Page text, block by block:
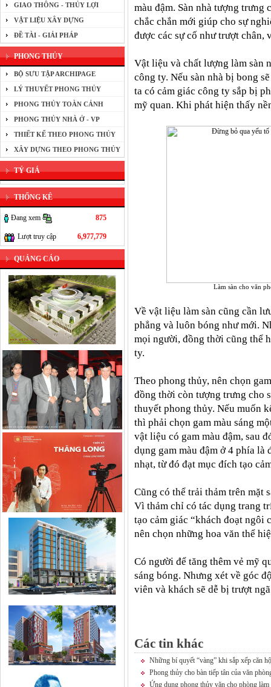
GIAO THÔNG - THỦY LỢI
VẬT LIỆU XÂY DỰNG
ĐỀ TÀI - GIẢI PHÁP
PHONG THỦY
BỘ SƯU TẬP ARCHIPAGE
LÝ THUYẾT PHONG THỦY
PHONG THỦY TOÀN CẢNH
PHONG THỦY NHÀ Ở - VP
THIẾT KẾ THEO PHONG THỦY
XÂY DỰNG THEO PHONG THỦY
TỶ GIÁ
THỐNG KÊ
875
Đang xem
6,977,779
Lượt truy cập
QUẢNG CÁO
màu đậm. Sàn nhà tượng trưng
chắc chắn mới giúp cho sự
được các sự cố như trượt chân,
Vật liệu và chất lượng làm sàn
công ty. Nếu sàn nhà bị bong
ta có cảm giác công ty sắp bị
mỹ quan. Khi phát hiện thấy
Làm sàn cho văn
Về vật liệu làm sàn cũng cần
phẳng và luôn bóng như mới.
mọi người, đồng thời cũng thể
ty.
Theo phong thủy, nên chọn
đồng thời còn tượng trưng cho
thuyết phong thủy. Nếu muốn
thì phải chọn gam màu sáng
vật liệu có gam màu đậm, sau
dụng gam màu đậm ở 4 phía là
nhạt, từ đó đạt mục đích tạo
Cũng có thể trải thảm trên mặt
Vì thảm chỉ có tác dụng trang
tạo cảm giác “khách đoạt
nên chọn những hoa văn thể
Có người để tăng thêm vẻ mỹ
sáng bóng. Nhưng xét về góc
viên và khách sẽ dễ bị trượt
Các tin khác
Những bí quyết “vàng” khi sắp xếp căn
Phong thủy cho bàn tiếp tân của văn
Ứng dụng phong thủy văn cho phòng làm